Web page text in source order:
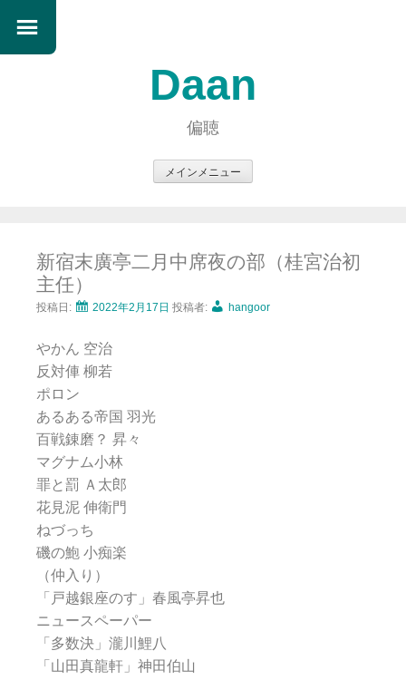
Daan
偏聴
メインメニュー
ン
ツ
へ
キ
ッ
プ
新宿末廣亭二月中席夜の部（桂宮治初
主任）
投稿日: 2022年2月17日 投稿者: hangoor
やかん 空治
反対俥 柳若
ポロン
あるある帝国 羽光
百戦錬磨？ 昇々
マグナム小林
罪と罰 Ａ太郎
花見泥 伸衛門
ねづっち
磯の鮑 小痴楽
（仲入り）
「戸越銀座のす」春風亭昇也
ニュースペーパー
「多数決」瀧川鯉八
「山田真龍軒」神田伯山